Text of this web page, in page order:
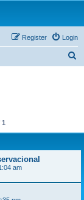
Login
Register
1
am